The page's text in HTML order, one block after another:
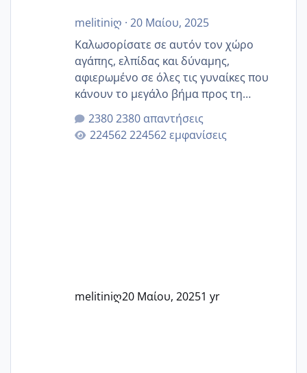
melitiniღ · 20 Μαίου, 2025
Καλωσορίσατε σε αυτόν τον χώρο
αγάπης, ελπίδας και δύναμης,
αφιερωμένο σε όλες τις γυναίκες που
κάνουν το μεγάλο βήμα προς τη
μητρότητα μέσω εξωσωματικής το 2025.
Εδώ θα μοιραστούμε αγωνίες, χαρές,
εμπειρίες και κάθε μικρή ή μεγάλη
2380 απαντήσεις
224562 εμφανίσεις
melitiniღ20 Μαίου, 20251 yr